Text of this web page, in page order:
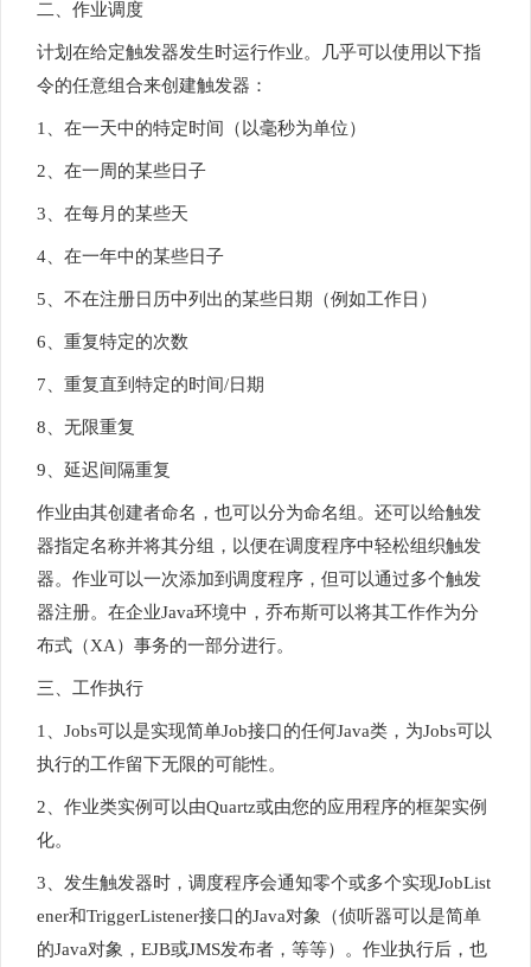
二、作业调度
计划在给定触发器发生时运行作业。几乎可以使用以下指
令的任意组合来创建触发器：
1、在一天中的特定时间（以毫秒为单位）
2、在一周的某些日子
3、在每月的某些天
4、在一年中的某些日子
5、不在注册日历中列出的某些日期（例如工作日）
6、重复特定的次数
7、重复直到特定的时间/日期
8、无限重复
9、延迟间隔重复
作业由其创建者命名，也可以分为命名组。还可以给触发
器指定名称并将其分组，以便在调度程序中轻松组织触发
器。作业可以一次添加到调度程序，但可以通过多个触发
器注册。在企业Java环境中，乔布斯可以将其工作作为分
布式（XA）事务的一部分进行。
三、工作执行
1、Jobs可以是实现简单Job接口的任何Java类，为Jobs可以
执行的工作留下无限的可能性。
2、作业类实例可以由Quartz或由您的应用程序的框架实例
化。
3、发生触发器时，调度程序会通知零个或多个实现JobList
ener和TriggerListener接口的Java对象（侦听器可以是简单
的Java对象，EJB或JMS发布者，等等）。作业执行后，也